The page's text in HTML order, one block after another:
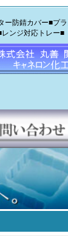
防錆カバー■プ
ンジ対応トレー■